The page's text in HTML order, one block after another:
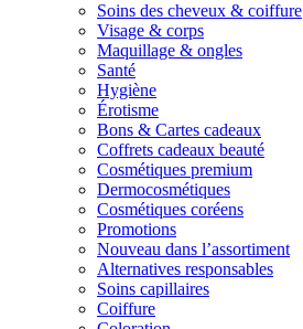
Soins des cheveux & coiffure
Visage & corps
Maquillage & ongles
Santé
Hygiène
Érotisme
Bons & Cartes cadeaux
Coffrets cadeaux beauté
Cosmétiques premium
Dermocosmétiques
Cosmétiques coréens
Promotions
Nouveau dans l’assortiment
Alternatives responsables
Soins capillaires
Coiffure